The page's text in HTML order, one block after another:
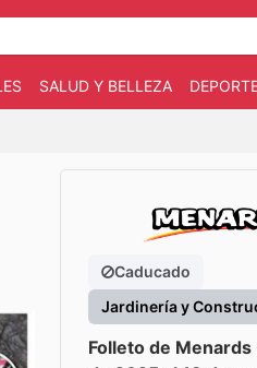
SALUD Y BELLEZA
Caducado
Jardinería y
Folleto de